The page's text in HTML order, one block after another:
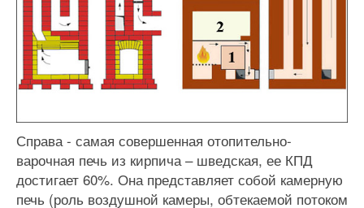
Справа - самая совершенная отопительно-
варочная печь из кирпича – шведская, ее КПД
достигает 60%. Она представляет собой камерную
печь (роль воздушной камеры, обтекаемой потоком